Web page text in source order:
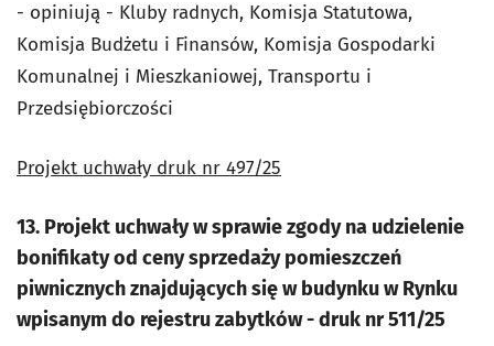
- opiniują - Kluby radnych, Komisja Statutowa,
Komisja Budżetu i Finansów, Komisja Gospodarki
Komunalnej i Mieszkaniowej, Transportu i
Przedsiębiorczości
Projekt uchwały druk nr 497/25
13. Projekt uchwały w sprawie zgody na udzielenie
bonifikaty od ceny sprzedaży pomieszczeń
piwnicznych znajdujących się w budynku w Rynku
wpisanym do rejestru zabytków - druk nr 511/25